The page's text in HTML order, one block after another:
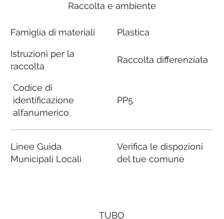
Raccolta e ambiente
Famiglia di materiali
Istruzioni per la
raccolta
Codice di
identificazione
alfanumerico
Linee Guida
Municipali Locali
Plastica
Raccolta differenziata
PP5
Verifica le dispozioni
del tue comune
TUBO